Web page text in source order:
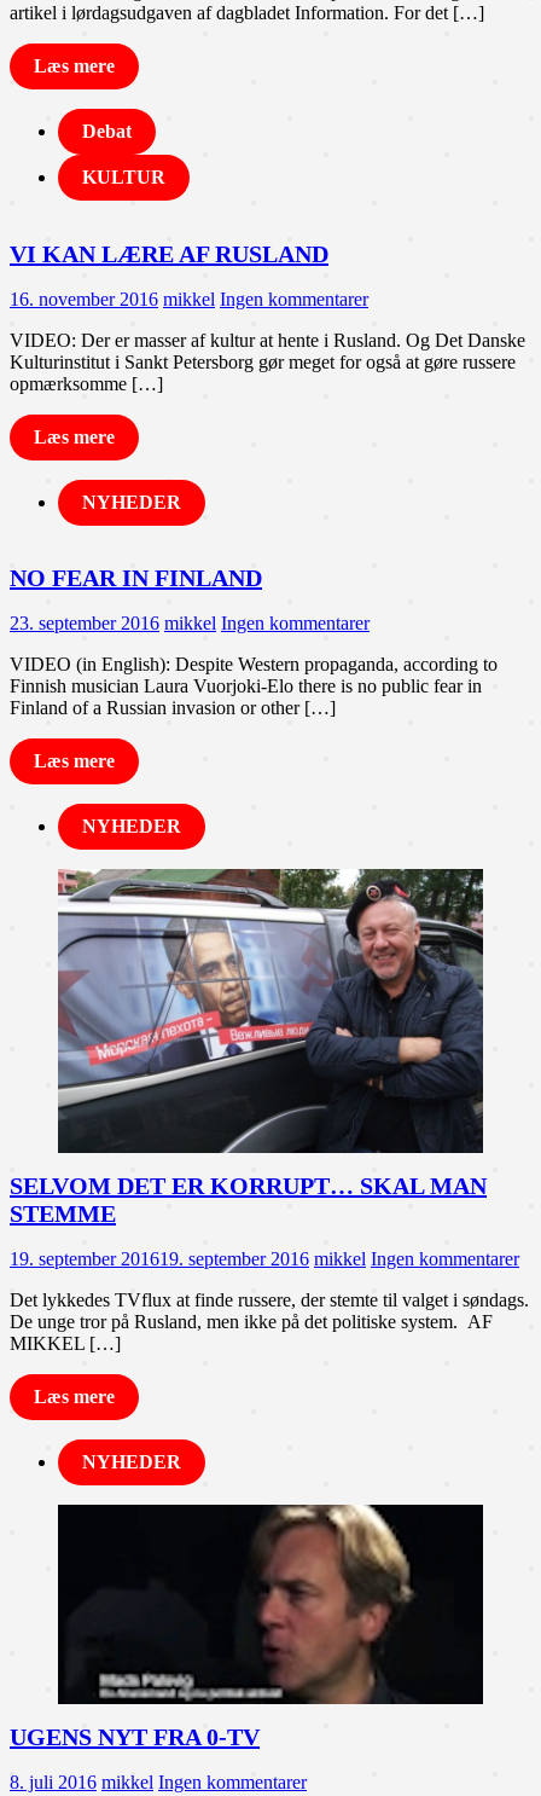
artikel i lørdagsudgaven af dagbladet Information. For det […]
Læs mere
Debat
KULTUR
VI KAN LÆRE AF RUSLAND
16. november 2016 mikkel Ingen kommentarer
VIDEO: Der er masser af kultur at hente i Rusland. Og Det Danske
Kulturinstitut i Sankt Petersborg gør meget for også at gøre russere
opmærksomme […]
Læs mere
NYHEDER
NO FEAR IN FINLAND
23. september 2016 mikkel Ingen kommentarer
VIDEO (in English): Despite Western propaganda, according to
Finnish musician Laura Vuorjoki-Elo there is no public fear in
Finland of a Russian invasion or other […]
Læs mere
NYHEDER
SELVOM DET ER KORRUPT… SKAL MAN
STEMME
19. september 201619. september 2016 mikkel Ingen kommentarer
Det lykkedes TVflux at finde russere, der stemte til valget i søndags.
De unge tror på Rusland, men ikke på det politiske system. AF
MIKKEL […]
Læs mere
NYHEDER
UGENS NYT FRA 0-TV
8. juli 2016 mikkel Ingen kommentarer